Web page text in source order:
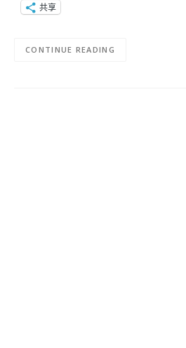
共享
CONTINUE READING